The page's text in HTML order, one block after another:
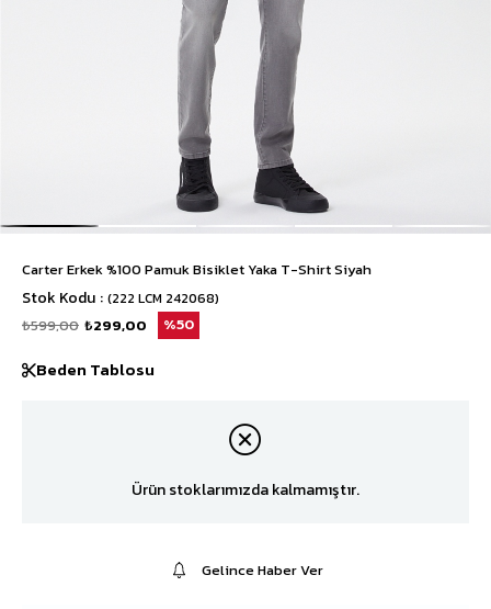
Carter Erkek %100 Pamuk Bisiklet Yaka T-Shirt Siyah
Stok Kodu (222 LCM 242068)
₺599,00 ₺299,00 50
Beden Tablosu
Ürün stoklarımızda kalmamıştır.
Gelince Haber Ver